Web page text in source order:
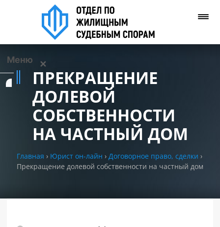
Меню ✕
Задать вопрос
ПРЕКРАЩЕНИЕ
ДОЛЕВОЙ
СОБСТВЕННОСТИ
НА ЧАСТНЫЙ ДОМ
Главная › Юрист он-лайн › Договорное право, сделки ›
Прекращение долевой собственности на частный дом